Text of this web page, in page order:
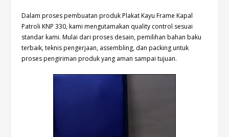
Dalam proses pembuatan produk Plakat Kayu Frame Kapal
Patroli KNP 330, kami mengutamakan quality control sesuai
standar kami. Mulai dari proses desain, pemilihan bahan baku
terbaik, teknis pengerjaan, assembling, dan packing untuk
proses pengiriman produk yang aman sampai tujuan.